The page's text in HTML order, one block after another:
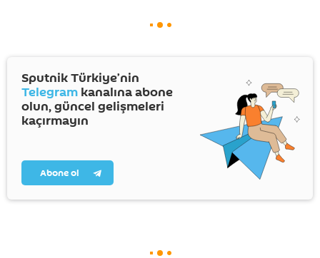
Sputnik Türkiye’nin
Telegram kanalına abone
olun, güncel gelişmeleri
kaçırmayın
Abone ol